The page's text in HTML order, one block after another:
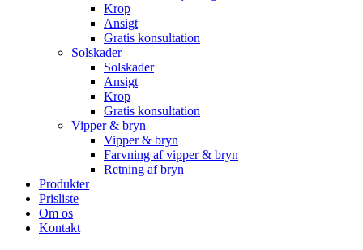
Krop
Ansigt
Gratis konsultation
Solskader
Solskader
Ansigt
Krop
Gratis konsultation
Vipper & bryn
Vipper & bryn
Farvning af vipper & bryn
Retning af bryn
Produkter
Prisliste
Om os
Kontakt